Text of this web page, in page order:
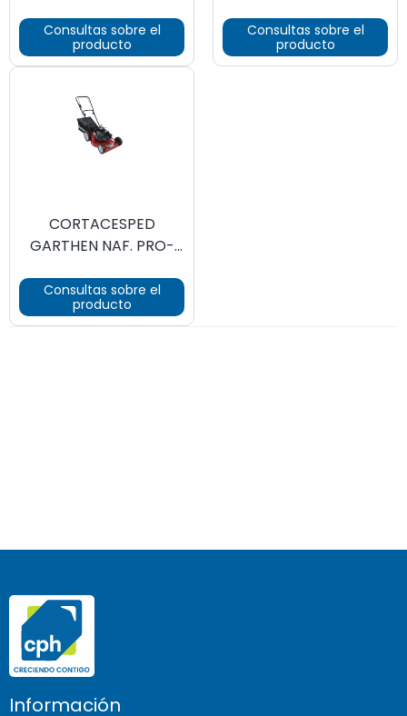
50HZ
Consultas sobre el
producto
Consultas sobre el
producto
CORTACESPED
GARTHEN NAF. PRO-
Consultas sobre el
producto
Información